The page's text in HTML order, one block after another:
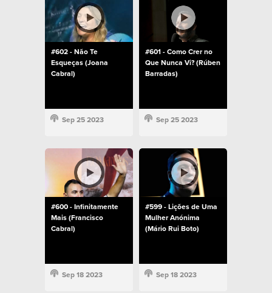
#602 - Não Te
Esqueças (Joana
Cabral)
Sep 25 2023
#601 - Como Crer no
Que Nunca Vi? (Rúben
Barradas)
Sep 25 2023
#600 - Infinitamente
Mais (Francisco
Cabral)
Sep 18 2023
#599 - Lições de Uma
Mulher Anónima
(Mário Rui Boto)
Sep 18 2023